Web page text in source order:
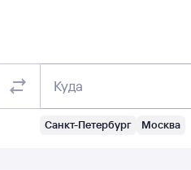
Куда
Санкт-Петербург Москва